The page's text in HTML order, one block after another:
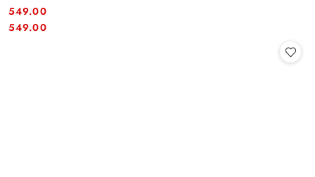
Cena:
549.00
Cena:
549.00